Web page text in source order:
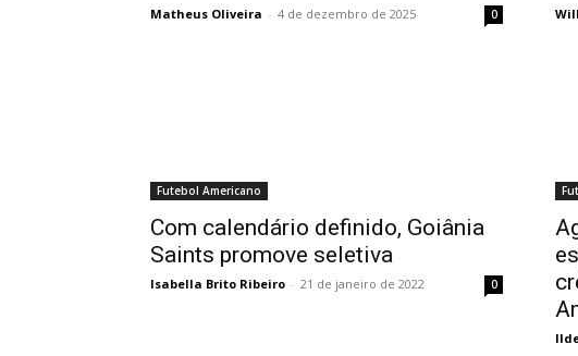
Matheus Oliveira - 4 de dezembro de 2025 0
Futebol Americano
Com calendário definido, Goiânia
Saints promove seletiva
Isabella Brito Ribeiro - 21 de janeiro de 2022 0